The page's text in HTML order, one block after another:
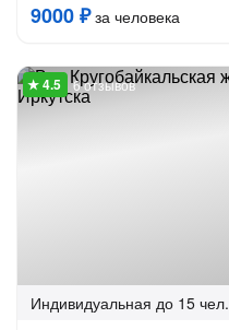
9000 ₽за человека
6 отзывов
Индивидуальная до 15 чел.